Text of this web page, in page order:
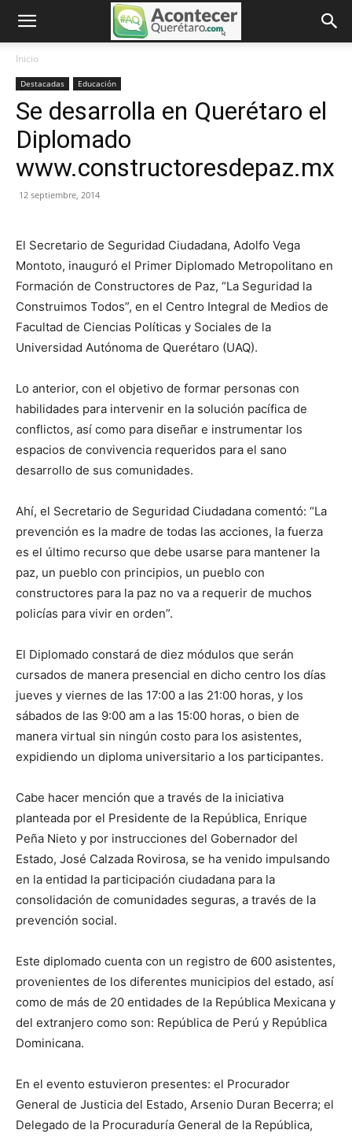
Inicio
Destacadas Educación
Se desarrolla en Querétaro el
Diplomado
www.constructoresdepaz.mx
12 septiembre, 2014
El Secretario de Seguridad Ciudadana, Adolfo Vega
Montoto, inauguró el Primer Diplomado Metropolitano en
Formación de Constructores de Paz, “La Seguridad la
Construimos Todos”, en el Centro Integral de Medios de
Facultad de Ciencias Políticas y Sociales de la
Universidad Autónoma de Querétaro (UAQ).
Lo anterior, con el objetivo de formar personas con
habilidades para intervenir en la solución pacífica de
conflictos, así como para diseñar e instrumentar los
espacios de convivencia requeridos para el sano
desarrollo de sus comunidades.
Ahí, el Secretario de Seguridad Ciudadana comentó: “La
prevención es la madre de todas las acciones, la fuerza
es el último recurso que debe usarse para mantener la
paz, un pueblo con principios, un pueblo con
constructores para la paz no va a requerir de muchos
policías para vivir en orden”.
El Diplomado constará de diez módulos que serán
cursados de manera presencial en dicho centro los días
jueves y viernes de las 17:00 a las 21:00 horas, y los
sábados de las 9:00 am a las 15:00 horas, o bien de
manera virtual sin ningún costo para los asistentes,
expidiendo un diploma universitario a los participantes.
Cabe hacer mención que a través de la iniciativa
planteada por el Presidente de la República, Enrique
Peña Nieto y por instrucciones del Gobernador del
Estado, José Calzada Rovirosa, se ha venido impulsando
en la entidad la participación ciudadana para la
consolidación de comunidades seguras, a través de la
prevención social.
Este diplomado cuenta con un registro de 600 asistentes,
provenientes de los diferentes municipios del estado, así
como de más de 20 entidades de la República Mexicana y
del extranjero como son: República de Perú y República
Dominicana.
En el evento estuvieron presentes: el Procurador
General de Justicia del Estado, Arsenio Duran Becerra; el
Delegado de la Procuraduría General de la República,